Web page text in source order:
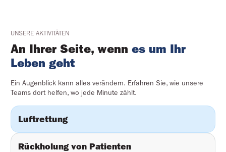
UNSERE AKTIVITÄTEN
An Ihrer Seite, wenn es um Ihr
Leben geht
Ein Augenblick kann alles verändern. Erfahren Sie, wie unsere
Teams dort helfen, wo jede Minute zählt.
Luftrettung
Rückholung von Patienten